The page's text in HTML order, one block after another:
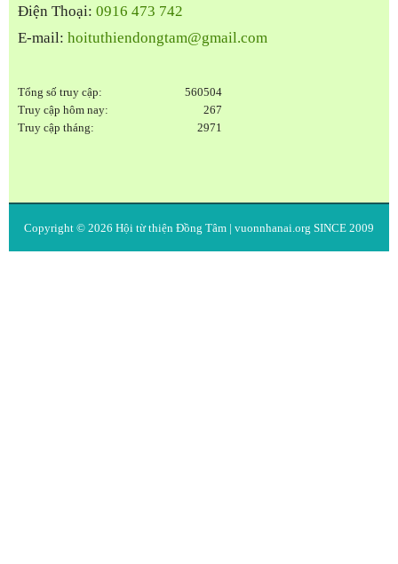
Điện Thoại: 0916 473 742
E-mail: hoituthiendongtam@gmail.com
560504
Tổng số truy cập:
267
Truy cập hôm nay:
2971
Truy cập tháng:
Copyright © 2026 Hội từ thiện Đồng Tâm | vuonnhanai.org SINCE 2009